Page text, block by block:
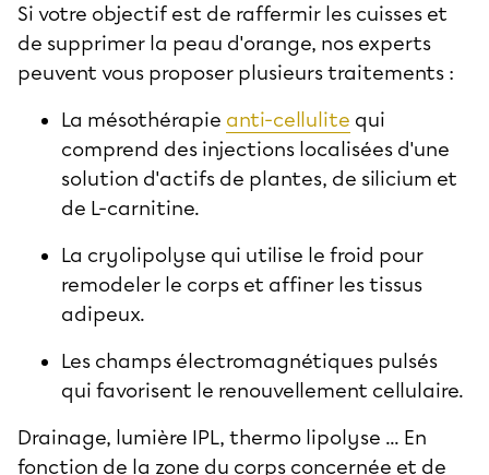
Si votre objectif est de raffermir les cuisses et
de supprimer la peau d'orange, nos experts
peuvent vous proposer plusieurs traitements :
La mésothérapie anti-cellulite qui
comprend des injections localisées d'une
solution d'actifs de plantes, de silicium et
de L-carnitine.
La cryolipolyse qui utilise le froid pour
remodeler le corps et affiner les tissus
adipeux.
Les champs électromagnétiques pulsés
qui favorisent le renouvellement cellulaire.
Drainage, lumière IPL, thermo lipolyse ... En
fonction de la zone du corps concernée et de